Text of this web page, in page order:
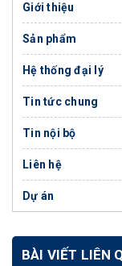
Giới thiệu
Sản phẩm
Hệ thống đại lý
Tin tức chung
Tin nội bộ
Liên hệ
Dự án
BÀI VIẾT LIÊN